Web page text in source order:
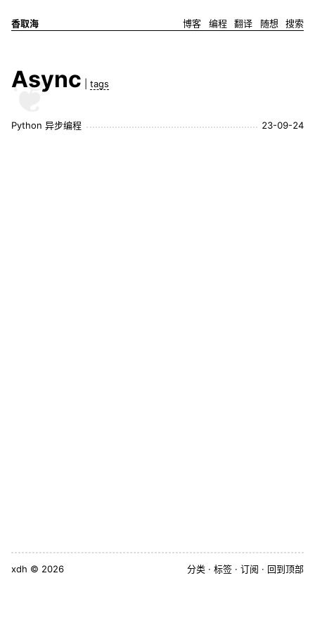
香取海 博客 编程 翻译 随想 搜索
Async tags
Python 异步编程 23-09-24
xdh © 2026 分类 标签 订阅 回到顶部